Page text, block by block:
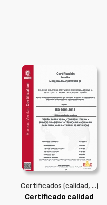
Certificados (calidad, ...)
Certificado calidad